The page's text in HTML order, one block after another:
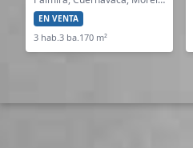
EN VENTA
3 hab. 3 ba. 170 m²